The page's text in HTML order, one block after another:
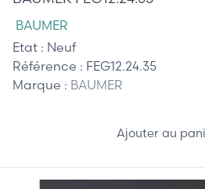
BAUMER
Etat : Neuf
Référence : FEG12.24.35
Marque : BAUMER
Ajouter au